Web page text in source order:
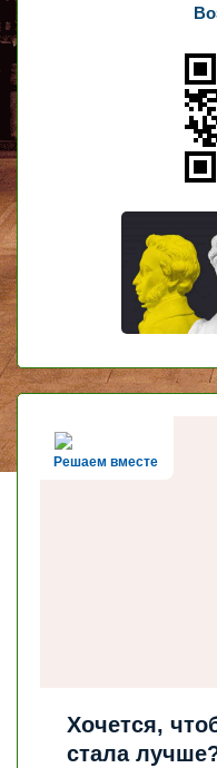
Решаем вместе
Хочется,
стала